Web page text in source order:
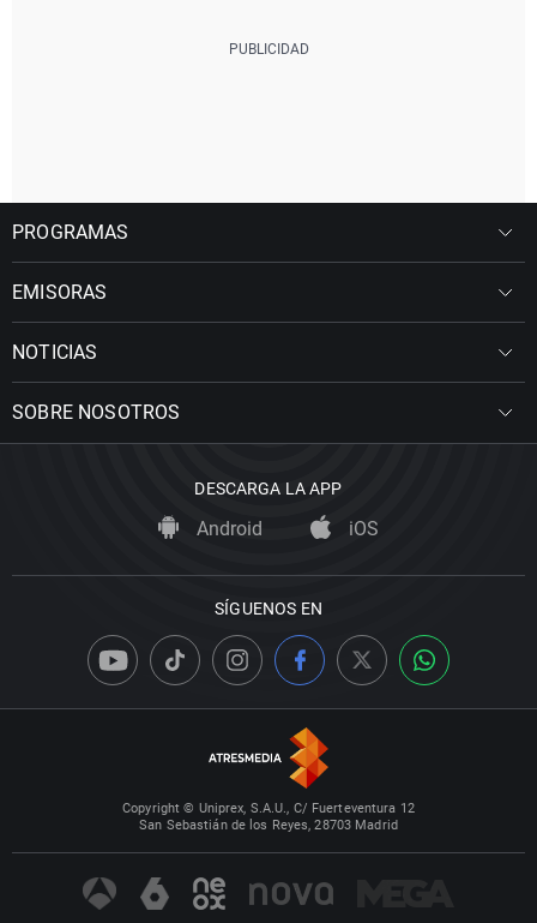
PROGRAMAS
EMISORAS
NOTICIAS
SOBRE NOSOTROS
DESCARGA LA APP
Android iOS
SÍGUENOS EN
Copyright © Uniprex, S.A.U., C/ Fuerteventura 12
San Sebastián de los Reyes, 28703 Madrid